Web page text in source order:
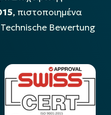
, πιστοποιημένα
Bewertung